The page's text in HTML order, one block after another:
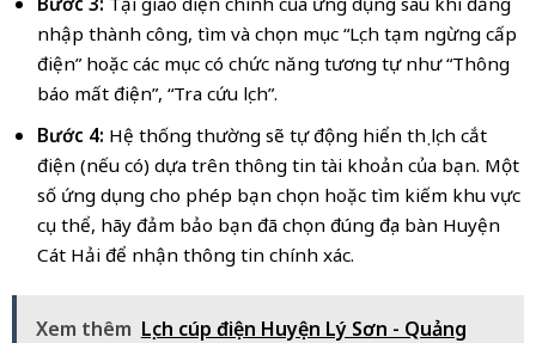
nhập thành công, tìm và chọn mục “Lịch tạm ngừng cấp
điện” hoặc các mục có chức năng tương tự như “Thông
báo mất điện”, “Tra cứu lịch”.
Bước 4: Hệ thống thường sẽ tự động hiển thị lịch cắt
điện (nếu có) dựa trên thông tin tài khoản của bạn. Một
số ứng dụng cho phép bạn chọn hoặc tìm kiếm khu vực
cụ thể, hãy đảm bảo bạn đã chọn đúng địa bàn Huyện
Cát Hải để nhận thông tin chính xác.
Xem thêm Lịch cúp điện Huyện Lý Sơn - Quảng